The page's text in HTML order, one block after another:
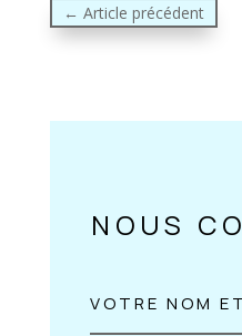
← Article précédent
NOUS